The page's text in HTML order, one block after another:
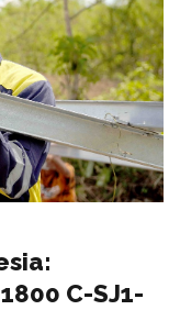
C-SJ1-